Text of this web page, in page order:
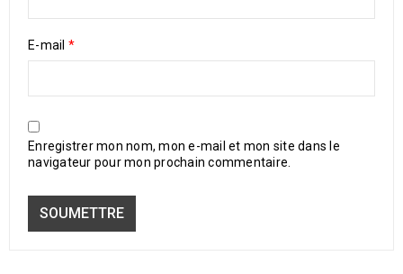
E-mail *
Enregistrer mon nom, mon e-mail et mon site dans le
navigateur pour mon prochain commentaire.